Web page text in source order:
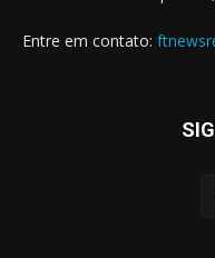
Entre em contato: